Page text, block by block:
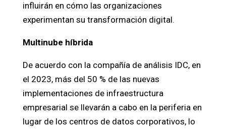
influirán en cómo las organizaciones
experimentan su transformación digital.
Multinube híbrida
De acuerdo con la compañía de análisis IDC, en
el 2023, más del 50 % de las nuevas
implementaciones de infraestructura
empresarial se llevarán a cabo en la periferia en
lugar de los centros de datos corporativos, lo